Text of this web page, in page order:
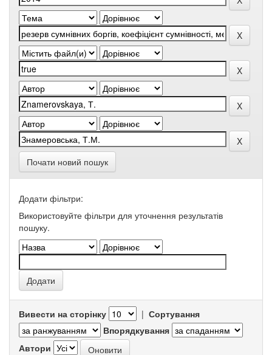
Почати новий пошук
Додати фільтри:
Використовуйте фільтри для уточнення результатів
пошуку.
Вивести на сторінку | Сортування
Впорядкування
Автори